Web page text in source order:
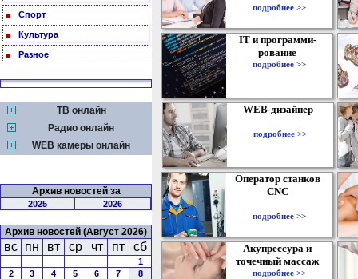
Спорт
Культура
Разное
ТВ онлайн
Радио онлайн
WEB камеры онлайн
Архив новостей за
2025 2026
Архив новостей (Август 2026)
вс пн вт ср чт пт сб
1
2
3 4 5 6 7 8
подробнее >>
IT и программи-
рование
подробнее >>
WEB-дизайнер
подробнее >>
Оператор станков
CNC
подробнее >>
Акупрессура и
точечный массаж
подробнее >>